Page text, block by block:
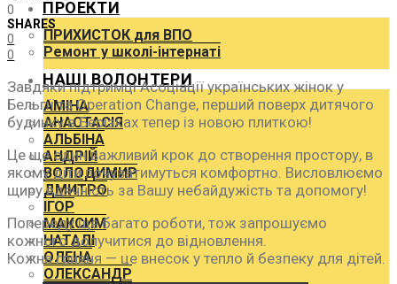
ПРОЕКТИ
ПРИХИСТОК для ВПО
Ремонт у школі-інтернаті
НАШІ ВОЛОНТЕРИ
АМІНА
АНАСТАСІЯ
АЛЬБІНА
АНДРІЙ
ВОЛОДИМИР
ДМИТРО
ІГОР
МАКСИМ
НАТАЛІ
ОЛЕНА
ОЛЕКСАНДР
0
SHARES
0
0
Завдяки підтримці Асоціації українських жінок у
Бельгії та Operation Change, перший поверх дитячого
будинку в Берізках тепер із новою плиткою!
Це ще один важливий крок до створення простору, в
якому діти почуватимуться комфортно. Висловлюємо
щиру вдячність за Вашу небайдужість та допомогу!
Попереду ще багато роботи, тож запрошуємо
кожного долучитися до відновлення.
Кожна гривня — це внесок у тепло й безпеку для дітей.